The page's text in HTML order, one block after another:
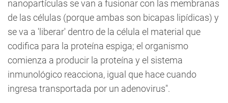
nanopartículas se van a fusionar con las membranas
de las células (porque ambas son bicapas lipídicas) y
se va a 'liberar' dentro de la célula el material que
codifica para la proteína espiga; el organismo
comienza a producir la proteína y el sistema
inmunológico reacciona, igual que hace cuando
ingresa transportada por un adenovirus".